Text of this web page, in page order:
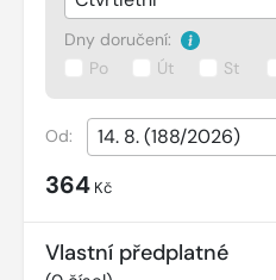
Dny doručení:
Po
Út St
Od:
364 Kč
Vlastní předplatné